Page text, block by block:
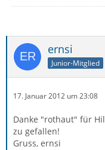
ernsi
Junior-Mitglied
17. Januar 2012 um 23:08
Danke "rothaut" für
zu gefallen!
Gruss, ernsi